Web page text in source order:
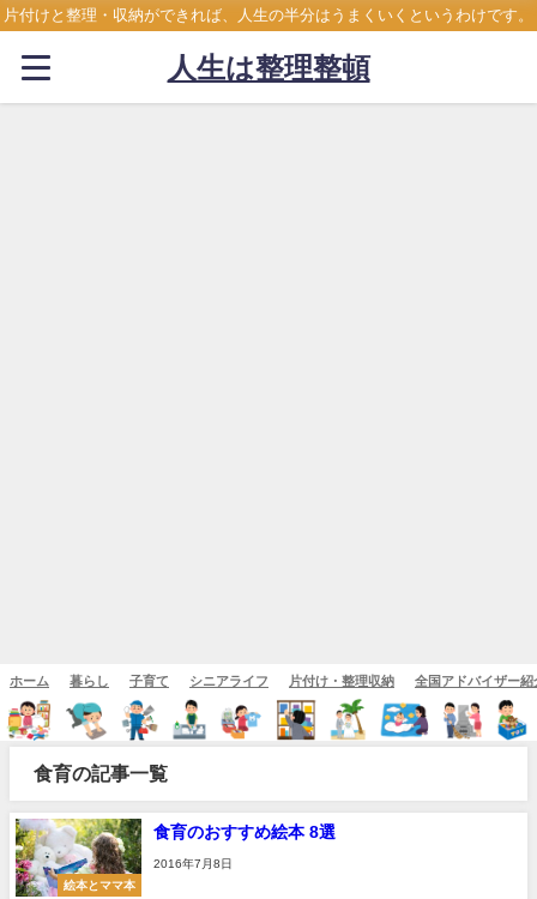
片付けと整理・収納ができれば、人生の半分はうまくいくというわけです。
人生は整理整頓
ホーム 暮らし 子育て シニアライフ 片付け・整理収納 全国アドバイザー紹
食育の記事一覧
絵本とママ本
食育のおすすめ絵本 8選
2016年7月8日